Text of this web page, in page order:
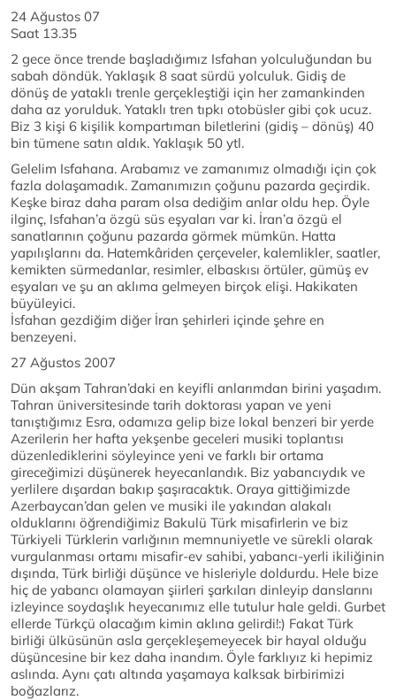
24 Ağustos 07
Saat 13.35
2 gece önce trende başladığımız Isfahan yolculuğundan bu
sabah döndük. Yaklaşık 8 saat sürdü yolculuk. Gidiş de
dönüş de yataklı trenle gerçekleştiği için her zamankinden
daha az yorulduk. Yataklı tren tıpkı otobüsler gibi çok ucuz.
Biz 3 kişi 6 kişilik kompartıman biletlerini (gidiş – dönüş) 40
bin tümene satın aldık. Yaklaşık 50 ytl.
Gelelim Isfahana. Arabamız ve zamanımız olmadığı için çok
fazla dolaşamadık. Zamanımızın çoğunu pazarda geçirdik.
Keşke biraz daha param olsa dediğim anlar oldu hep. Öyle
ilginç, Isfahan’a özgü süs eşyaları var ki. İran’a özgü el
sanatlarının çoğunu pazarda görmek mümkün. Hatta
yapılışlarını da. Hatemkâriden çerçeveler, kalemlikler, saatler,
kemikten sürmedanlar, resimler, elbaskısı örtüler, gümüş ev
eşyaları ve şu an aklıma gelmeyen birçok elişi. Hakikaten
büyüleyici.
İsfahan gezdiğim diğer İran şehirleri içinde şehre en
benzeyeni.
27 Ağustos 2007
Dün akşam Tahran’daki en keyifli anlarımdan birini yaşadım.
Tahran üniversitesinde tarih doktorası yapan ve yeni
tanıştığımız Esra, odamıza gelip bize lokal benzeri bir yerde
Azerilerin her hafta yekşenbe geceleri musiki toplantısı
düzenlediklerini söyleyince yeni ve farklı bir ortama
gireceğimizi düşünerek heyecanlandık. Biz yabancıydık ve
yerlilere dışardan bakıp şaşıracaktık. Oraya gittiğimizde
Azerbaycan’dan gelen ve musiki ile yakından alakalı
olduklarını öğrendiğimiz Bakulü Türk misafirlerin ve biz
Türkiyeli Türklerin varlığının memnuniyetle ve sürekli olarak
vurgulanması ortamı misafir-ev sahibi, yabancı-yerli ikiliğinin
dışında, Türk birliği düşünce ve hisleriyle doldurdu. Hele bize
hiç de yabancı olamayan şiirleri şarkıları dinleyip danslarını
izleyince soydaşlık heyecanımız elle tutulur hale geldi. Gurbet
ellerde Türkçü olacağım kimin aklına gelirdi!:) Fakat Türk
birliği ülküsünün asla gerçekleşemeyecek bir hayal olduğu
düşüncesine bir kez daha inandım. Öyle farklıyız ki hepimiz
aslında. Aynı çatı altında yaşamaya kalksak birbirimizi
boğazlarız.